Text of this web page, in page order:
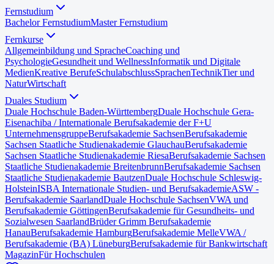
Fernstudium
Bachelor FernstudiumMaster Fernstudium
Fernkurse
Allgemeinbildung und SpracheCoaching und
PsychologieGesundheit und WellnessInformatik und Digitale
MedienKreative BerufeSchulabschlussSprachenTechnikTier und
NaturWirtschaft
Duales Studium
Duale Hochschule Baden-WürttembergDuale Hochschule Gera-
Eisenachiba / Internationale Berufsakademie der F+U
UnternehmensgruppeBerufsakademie SachsenBerufsakademie
Sachsen Staatliche Studienakademie GlauchauBerufsakademie
Sachsen Staatliche Studienakademie RiesaBerufsakademie Sachsen
Staatliche Studienakademie BreitenbrunnBerufsakademie Sachsen
Staatliche Studienakademie BautzenDuale Hochschule Schleswig-
HolsteinISBA Internationale Studien- und BerufsakademieASW -
Berufsakademie SaarlandDuale Hochschule SachsenVWA und
Berufsakademie GöttingenBerufsakademie für Gesundheits- und
Sozialwesen SaarlandBrüder Grimm Berufsakademie
HanauBerufsakademie HamburgBerufsakademie MelleVWA /
Berufsakademie (BA) LüneburgBerufsakademie für Bankwirtschaft
MagazinFür Hochschulen